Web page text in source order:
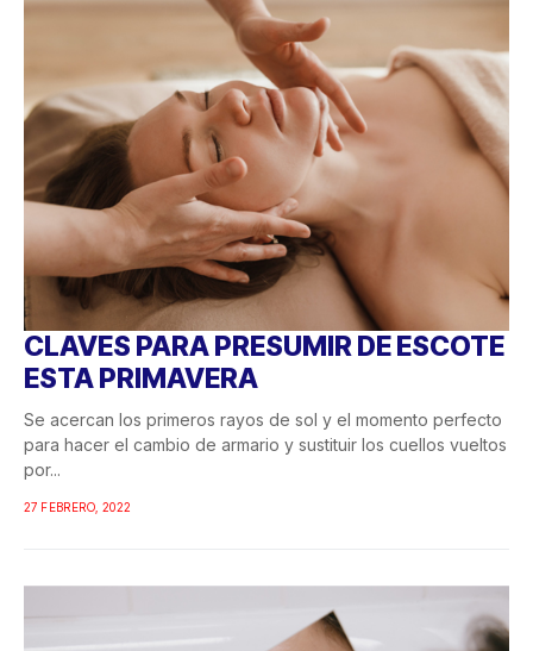
CLAVES PARA PRESUMIR DE ESCOTE
ESTA PRIMAVERA
Se acercan los primeros rayos de sol y el momento perfecto
para hacer el cambio de armario y sustituir los cuellos vueltos
por...
27 FEBRERO, 2022